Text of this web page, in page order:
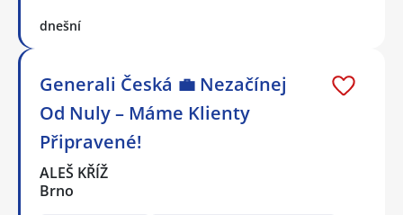
dnešní
Generali Česká 💼 Nezačínej
Od Nuly – Máme Klienty
Připravené!
ALEŠ KŘÍŽ
Brno